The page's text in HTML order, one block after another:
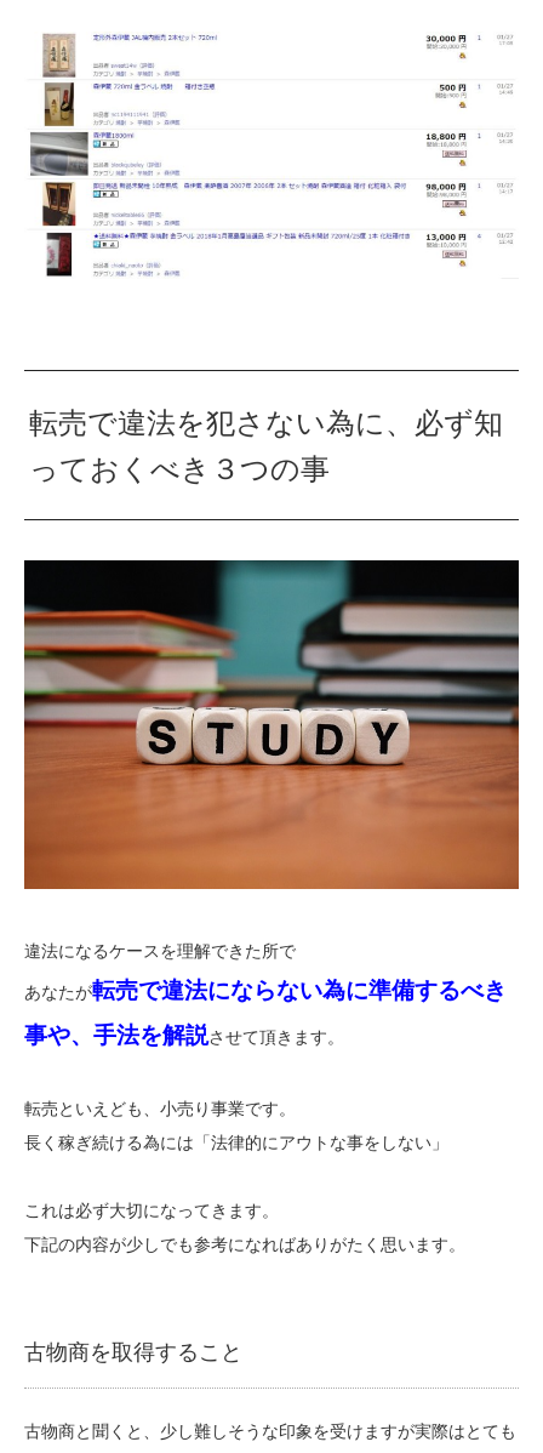
転売で違法を犯さない為に、必ず知
っておくべき３つの事
違法になるケースを理解できた所で
あなたが転売で違法にならない為に準備するべき
事や、手法を解説させて頂きます。
転売といえども、小売り事業です。
長く稼ぎ続ける為には「法律的にアウトな事をしない」
これは必ず大切になってきます。
下記の内容が少しでも参考になればありがたく思います。
古物商を取得すること
古物商と聞くと、少し難しそうな印象を受けますが実際はとても